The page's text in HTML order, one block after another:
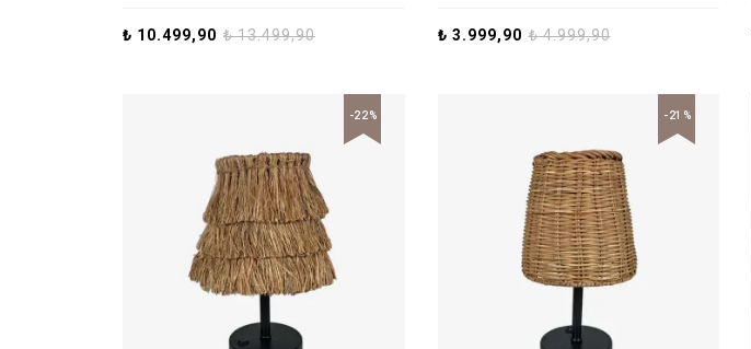
₺13.499,90
₺ 10.499,90 ₺4.999,90
₺ 3.999,90
-22% -21%